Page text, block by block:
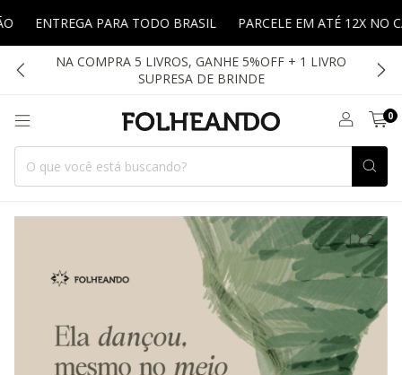
PARA TODO BRASIL PARCELE EM ATÉ 12X NO
NA COMPRA 5 LIVROS, GANHE 5%OFF + 1 LIVRO
SUPRESA DE BRINDE
0
1/2